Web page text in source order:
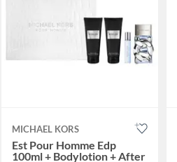
MICHAEL KORS
Est Pour Homme Edp
100ml + Bodylotion + After